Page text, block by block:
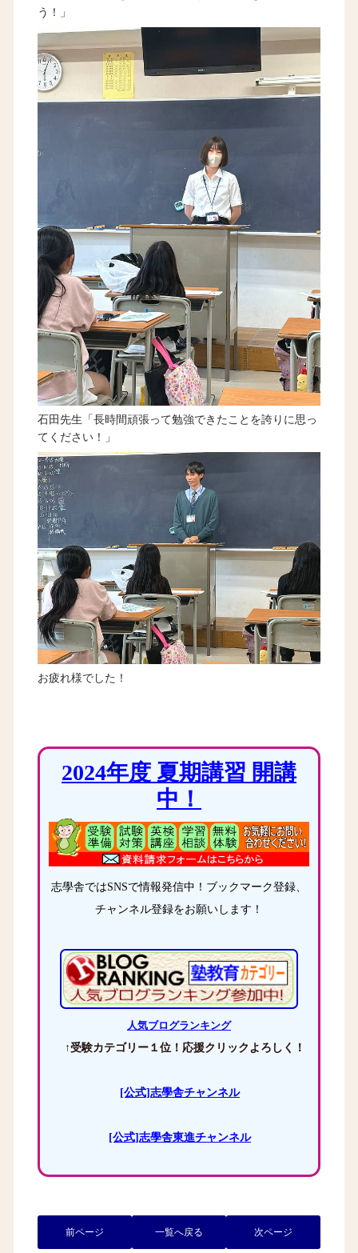
う！」
石田先生「長時間頑張って勉強できたことを誇りに思っ
てください！」
お疲れ様でした！
2024年度 夏期講習 開講
中！
志學舎ではSNSで情報発信中！ブックマーク登録、
チャンネル登録をお願いします！
人気ブログランキング
↑受験カテゴリー１位！応援クリックよろしく！
[公式]志學舎チャンネル
[公式]志學舎東進チャンネル
前ページ 一覧へ戻る 次ページ